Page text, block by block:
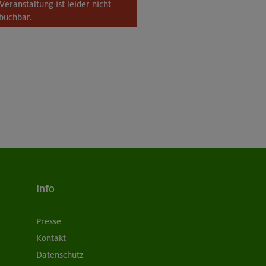
ist leider nicht
Info
Presse
Kontakt
Datenschutz